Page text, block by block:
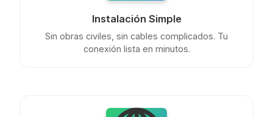
Instalación Simple
Sin obras civiles, sin cables complicados. Tu
conexión lista en minutos.